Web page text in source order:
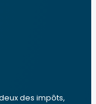
des impôts,